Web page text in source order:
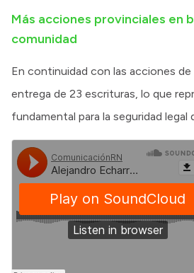
Más acciones provinciales en
comunidad
En continuidad con las acciones de
entrega de 23 escrituras, lo que
fundamental para la seguridad legal